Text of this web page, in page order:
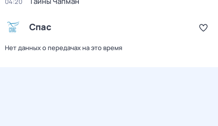
Спас
Нет данных о передачах на это время